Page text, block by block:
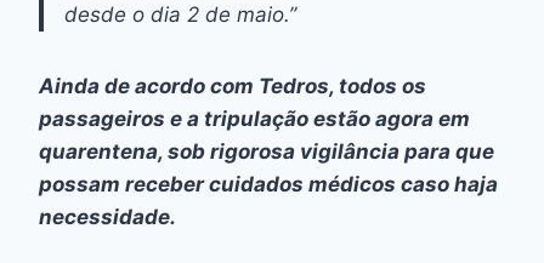
desde o dia 2 de maio.”
Ainda de acordo com Tedros, todos os
passageiros e a tripulação estão agora em
quarentena, sob rigorosa vigilância para que
possam receber cuidados médicos caso haja
necessidade.